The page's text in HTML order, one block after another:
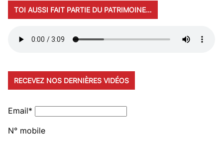
TOI AUSSI FAIT PARTIE DU PATRIMOINE…
RECEVEZ NOS DERNIÈRES VIDÉOS
Email*
N° mobile